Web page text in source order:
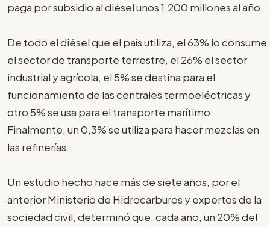
paga por subsidio al diésel unos 1.200 millones al año.
De todo el diésel que el país utiliza, el 63% lo consume
el sector de transporte terrestre, el 26% el sector
industrial y agrícola, el 5% se destina para el
funcionamiento de las centrales termoeléctricas y
otro 5% se usa para el transporte marítimo.
Finalmente, un 0,3% se utiliza para hacer mezclas en
las refinerías.
Un estudio hecho hace más de siete años, por el
anterior Ministerio de Hidrocarburos y expertos de la
sociedad civil, determinó que, cada año, un 20% del